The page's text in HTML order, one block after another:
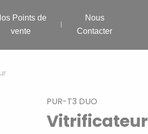
Points de
vente
Nous
Contacter
PUR-T3 DUO
Vitrificateur